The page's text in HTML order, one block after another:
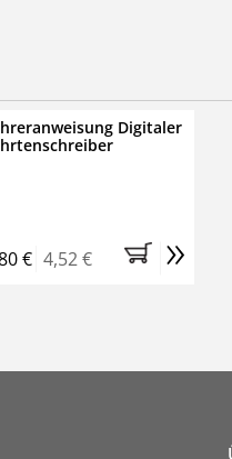
Digitaler
€ 4,52 € »